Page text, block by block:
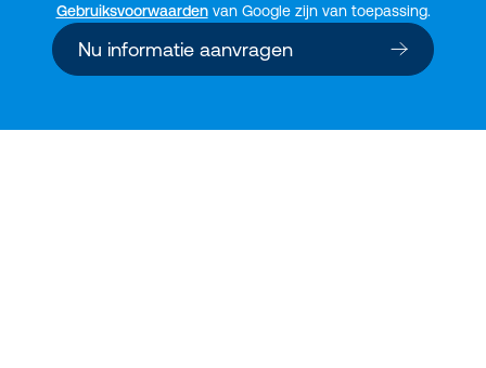
Gebruiksvoorwaardenvan Google zijn van toepassing.
Nu informatie aanvragen